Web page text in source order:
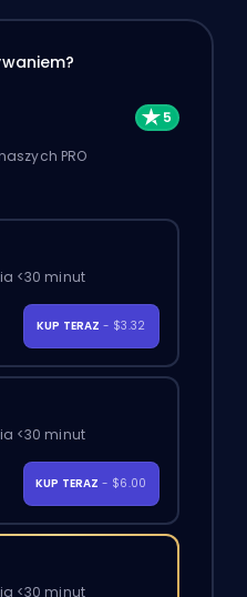
PRO
<30 minut
KUP TERAZ - $3.32
<30 minut
KUP TERAZ - $6.00
<30 minut